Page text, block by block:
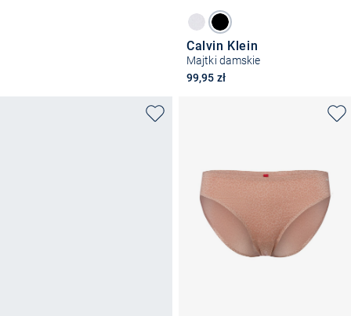
Calvin Klein
Majtki damskie
99,95 zł